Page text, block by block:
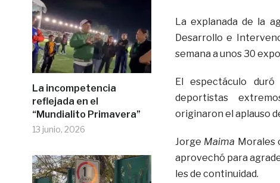
La incompetencia
reflejada en el
“Mundialito Primavera”
13 junio, 2026
La explanada de la
Desarrollo e
semana a unos 30
El espectáculo
deportistas
originaron el aplauso
Jorge Maima Morales
aprovechó para
les de continuidad.